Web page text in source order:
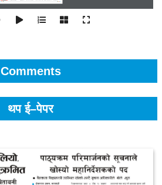
Comments
थप ई–पेपर